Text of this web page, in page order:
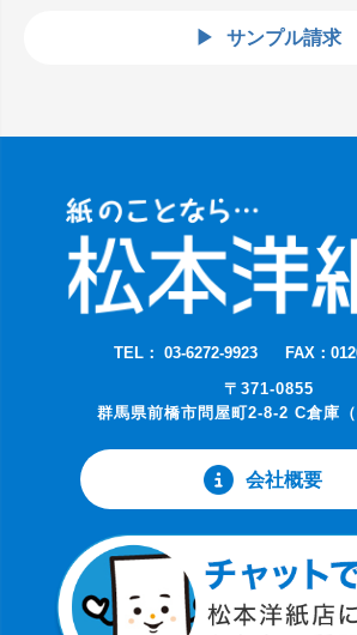
サンプル請求
TEL： 03-6272-9923
FAX：
〒371-0855
群馬県前橋市問屋町2-8-2 C倉庫（
会社概要